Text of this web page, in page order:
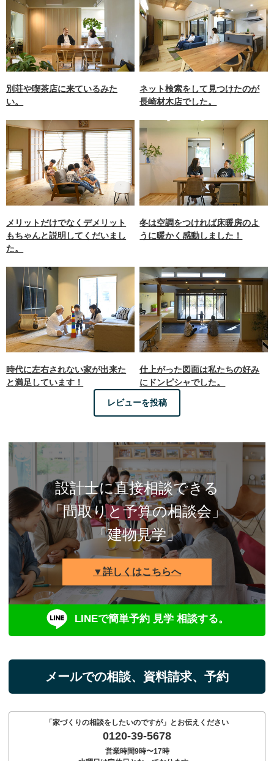
別荘や喫茶店に来ているみた
い。
ネット検索をして見つけたのが
長崎材木店でした。
メリットだけでなくデメリット
もちゃんと説明してくだいまし
た。
冬は空調をつければ床暖房のよ
うに暖かく感動しました！
時代に左右されない家が出来た
と満足しています！
仕上がった図面は私たちの好み
にドンピシャでした。
レビューを投稿
設計士に直接相談できる
「間取りと予算の相談会」
「建物見学」
▼詳しくはこちらへ
LINEで簡単予約 見学 相談する。
メールでの相談、資料請求、予約
「家づくりの相談をしたいのですが」とお伝えください
0120-39-5678
営業時間9時〜17時